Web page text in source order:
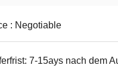
: Negotiable
7-15ays nach dem